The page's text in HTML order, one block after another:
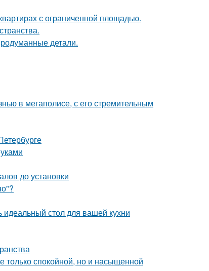
с ограниченной площадью.
детали.
в мегаполисе, с его стремительным
до установки
стол для вашей кухни
только спокойной, но и насыщенной